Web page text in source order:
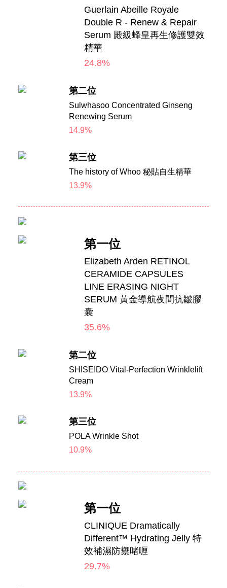
Guerlain Abeille Royale
Double R - Renew & Repair
Serum 殿級蜂皇再生修護雙效
精華
24.8%
第二位
Sulwhasoo Concentrated Ginseng
Renewing Serum
14.9%
第三位
The history of Whoo 秘貼自生精華
13.9%
第一位
Elizabeth Arden RETINOL
CERAMIDE CAPSULES
LINE ERASING NIGHT
SERUM 黃金導航夜間抗皺膠
囊
35.6%
第二位
SHISEIDO Vital-Perfection Wrinklelift
Cream
13.9%
第三位
POLA Wrinkle Shot
10.9%
第一位
CLINIQUE Dramatically
Different™ Hydrating Jelly 特
效補濕防禦啫喱
29.7%